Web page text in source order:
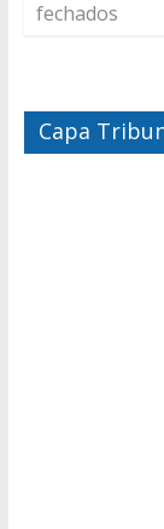
fechados
Capa